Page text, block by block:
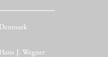
Denmark
Hans J. Wegner